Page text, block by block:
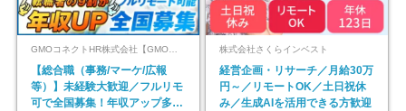
GMOコネクトHR株式会社【GMOインターネットグループ】
【総合職（事務/マーケ/広報
等）】未経験大歓迎／フルリモ
可で全国募集！年収アップ多数
株式会社さくらインベスト
経営企画・リサーチ／月給30万
円～／リモートOK／土日祝休
み／生成AIを活用できる方歓迎